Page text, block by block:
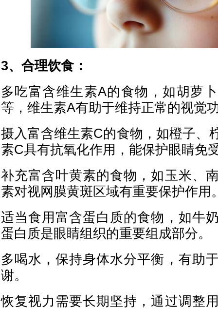
3、合理饮食：
多吃富含维生素A的食物，如胡萝
等，维生素A有助于维持正常的视觉
摄入富含维生素C的食物，如橙子、
素C具有抗氧化作用，能保护眼睛免
补充富含叶黄素的食物，如玉米、
素对视网膜黄斑区域有重要保护作用
适当食用富含蛋白质的食物，如牛
蛋白质是眼睛组织的重要组成部分。
多喝水，保持身体水分平衡，有助
谢。
恢复视力需要长期坚持，通过调整